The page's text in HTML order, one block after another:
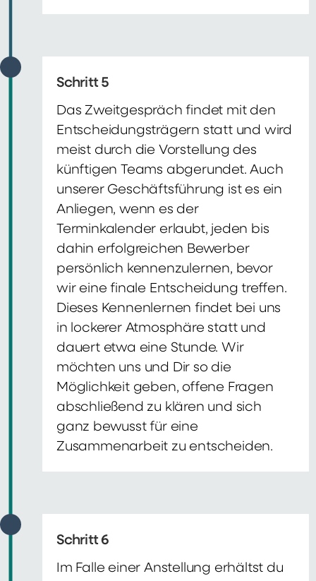
Schritt 5
Das Zweitgespräch findet mit den
Entscheidungsträgern statt und wird
meist durch die Vorstellung des
künftigen Teams abgerundet. Auch
unserer Geschäftsführung ist es ein
Anliegen, wenn es der
Terminkalender erlaubt, jeden bis
dahin erfolgreichen Bewerber
persönlich kennenzulernen, bevor
wir eine finale Entscheidung treffen.
Dieses Kennenlernen findet bei uns
in lockerer Atmosphäre statt und
dauert etwa eine Stunde. Wir
möchten uns und Dir so die
Möglichkeit geben, offene Fragen
abschließend zu klären und sich
ganz bewusst für eine
Zusammenarbeit zu entscheiden.
Schritt 6
Im Falle einer Anstellung erhältst du